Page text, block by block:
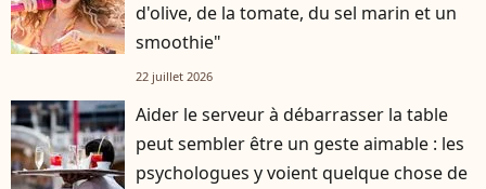
d'olive, de la tomate, du sel marin et un
smoothie"
22 juillet 2026
Aider le serveur à débarrasser la table
peut sembler être un geste aimable : les
psychologues y voient quelque chose de